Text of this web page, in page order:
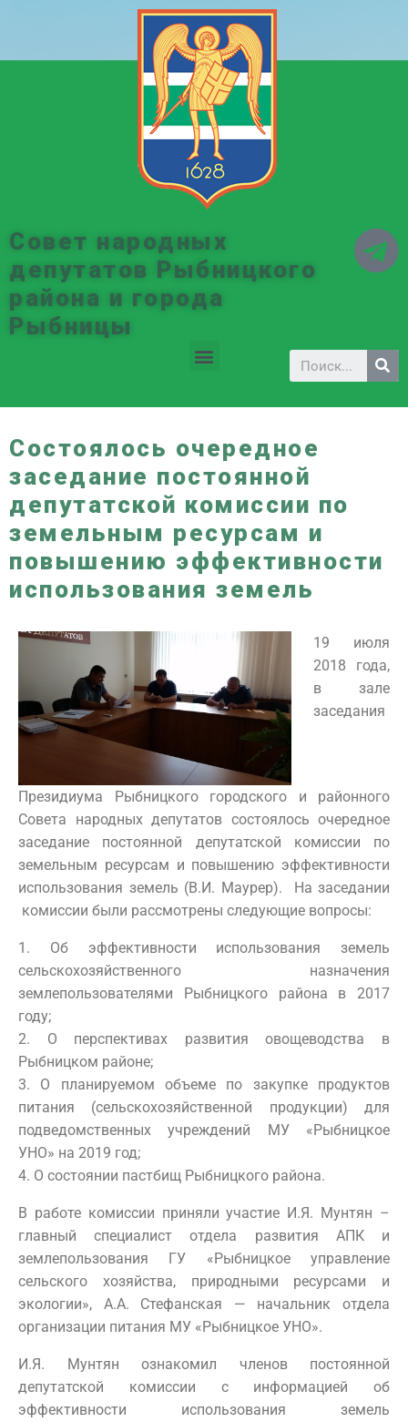
Совет народных
депутатов Рыбницкого
района и города
Рыбницы
Состоялось очередное
заседание постоянной
депутатской комиссии по
земельным ресурсам и
повышению эффективности
использования земель
19 июля
2018 года,
в зале
заседания
Президиума Рыбницкого городского и районного
Совета народных депутатов состоялось очередное
заседание постоянной депутатской комиссии по
земельным ресурсам и повышению эффективности
использования земель (В.И. Маурер). На заседании
комиссии были рассмотрены следующие вопросы:
1. Об эффективности использования земель
сельскохозяйственного назначения
землепользователями Рыбницкого района в 2017
году;
2. О перспективах развития овощеводства в
Рыбницком районе;
3. О планируемом объеме по закупке продуктов
питания (сельскохозяйственной продукции) для
подведомственных учреждений МУ «Рыбницкое
УНО» на 2019 год;
4. О состоянии пастбищ Рыбницкого района.
В работе комиссии приняли участие И.Я. Мунтян –
главный специалист отдела развития АПК и
землепользования ГУ «Рыбницкое управление
сельского хозяйства, природными ресурсами и
экологии», А.А. Стефанская — начальник отдела
организации питания МУ «Рыбницкое УНО».
И.Я. Мунтян ознакомил членов постоянной
депутатской комиссии с информацией об
эффективности использования земель